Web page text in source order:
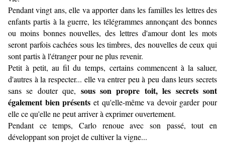
Pendant vingt ans, elle va apporter dans les familles les lettres des
enfants partis à la guerre, les télégrammes annonçant des bonnes
ou moins bonnes nouvelles, des lettres d'amour dont les mots
seront parfois cachées sous les timbres, des nouvelles de ceux qui
sont partis à l'étranger pour ne plus revenir.
Petit à petit, au fil du temps, certains commencent à la saluer,
d'autres à la respecter... elle va entrer peu à peu dans leurs secrets
sans se douter que, sous son propre toit, les secrets sont
également bien présents et qu'elle-même va devoir garder pour
elle ce qu'elle ne peut arriver à exprimer ouvertement.
Pendant ce temps, Carlo renoue avec son passé, tout en
développant son projet de cultiver la vigne...